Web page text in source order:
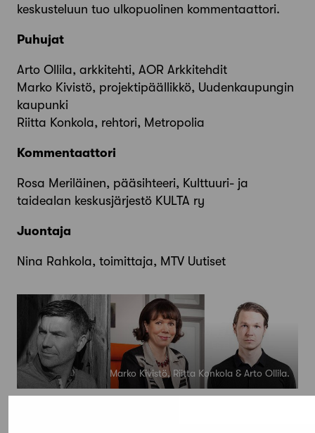
keskusteluun tuo ulkopuolinen kommentaattori.
Puhujat
Arto Ollila, arkkitehti, AOR Arkkitehdit
Marko Kivistö, projektipäällikkö, Uudenkaupungin
kaupunki
Riitta Konkola, rehtori, Metropolia
Kommentaattori
Rosa Meriläinen, pääsihteeri, Kulttuuri- ja
taidealan keskusjärjestö KULTA ry
Juontaja
Nina Rahkola, toimittaja, MTV Uutiset
Marko Kivistö, Riitta Konkola & Arto Ollila.